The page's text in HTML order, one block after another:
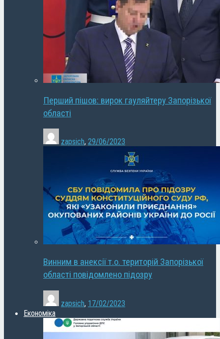
Перший пішов: вирок гауляйтеру Запорізької
області
zapsich, 29/06/2023
Винним в анексії т.о. територій Запорізької
області повідомлено підозру
zapsich, 17/02/2023
Економіка